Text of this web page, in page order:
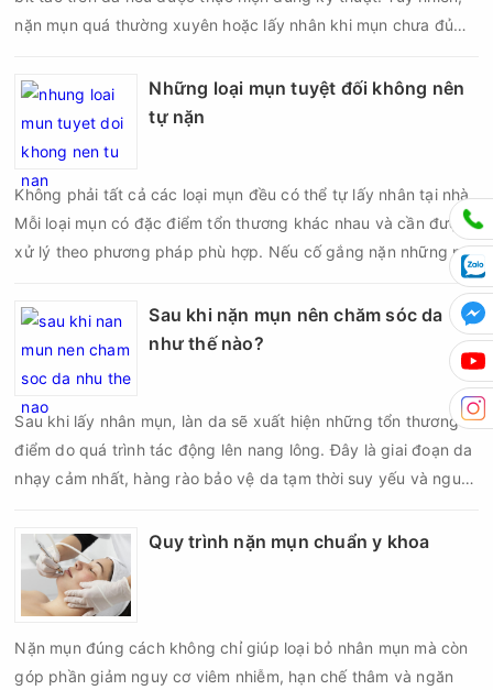
nặn mụn quá thường xuyên hoặc lấy nhân khi mụn chưa đủ
thâm sẹo. Vì vậy, bao lâu nên nặn mụn một lần là vấn đề được
nhiều người quan tâm khi xây dựng routine chăm sóc da. Tần
phục hồi của da.
Những loại mụn tuyệt đối không nên
tự nặn
Không phải tất cả các loại mụn đều có thể tự lấy nhân tại nhà.
Mỗi loại mụn có đặc điểm tổn thương khác nhau và cần được
xử lý theo phương pháp phù hợp. Nếu cố gắng nặn những nốt
mụn không đúng chỉ định, bạn có thể khiến tình trạng viêm trở
nên nghiêm trọng hơn, làm tăng nguy cơ nhiễm trùng, để lại
thâm hoặc sẹo khó phục hồi.
Sau khi nặn mụn nên chăm sóc da
như thế nào?
Sau khi lấy nhân mụn, làn da sẽ xuất hiện những tổn thương vi
điểm do quá trình tác động lên nang lông. Đây là giai đoạn da
nhạy cảm nhất, hàng rào bảo vệ da tạm thời suy yếu và nguy
nếu chăm sóc không đúng cách. Chính vì vậy, việc chăm sóc
da sau nặn mụn không chỉ giúp vùng da hồi phục nhanh hơn
mà còn góp phần giảm nguy cơ tái phát mụn và hạn chế các
biến chứng về sau.
Quy trình nặn mụn chuẩn y khoa
Nặn mụn đúng cách không chỉ giúp loại bỏ nhân mụn mà còn
góp phần giảm nguy cơ viêm nhiễm, hạn chế thâm và ngăn